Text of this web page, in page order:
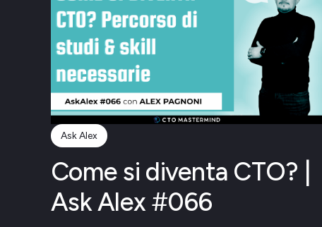
Ask Alex
Come si diventa CTO? |
Ask Alex #066